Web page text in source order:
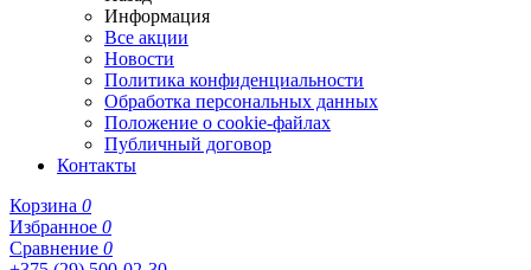
Информация
Все акции
Новости
Политика конфиденциальности
Обработка персональных данных
Положение о cookie-файлах
Публичный договор
Контакты
Корзина 0
Избранное 0
Сравнение 0